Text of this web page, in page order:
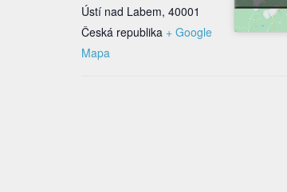
Ústí nad Labem, 40001
Česká republika + Google
Mapa